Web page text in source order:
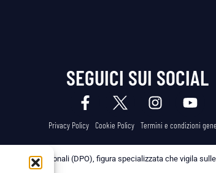
SEGUICI SUI SOCIAL
Privacy Policy Cookie Policy Termini e condizioni
dei Dati Personali (DPO), figura specializzata che vigila